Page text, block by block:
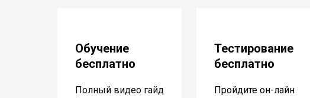
Обучение
бесплатно
Полный видео гайд
Тестирование
бесплатно
Пройдите он-лайн